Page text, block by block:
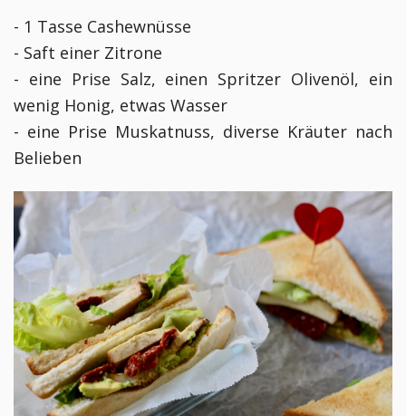
- 1 Tasse Cashewnüsse
- Saft einer Zitrone
- eine Prise Salz, einen Spritzer Olivenöl, ein
wenig Honig, etwas Wasser
- eine Prise Muskatnuss, diverse Kräuter nach
Belieben